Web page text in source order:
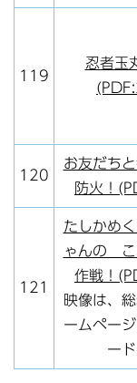
119
忍者玉
120
お友だち
防火！
121
たしかめ
ゃんの こ
作戦！
映像は、
ームペー
ー